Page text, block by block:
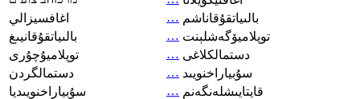
اغافسيزالي
… بالىياتقۇقاناشم
بالىياتقۇقانيىغ
… توپلاميۆگەشلېنت
توپلاميۇچۇرى
… دستمالکلاغی
دستمالگردن
… سۇبياراخنويىد
سۇبياراخنويىديا
… قايتايىشلەنگەنم